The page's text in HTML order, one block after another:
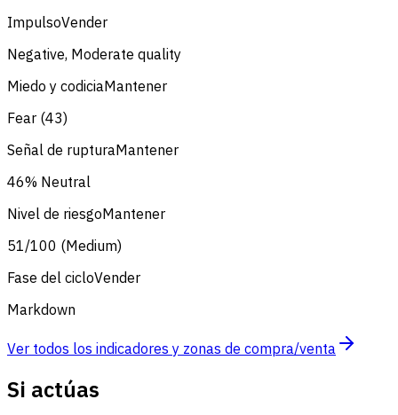
ImpulsoVender
Negative, Moderate quality
Miedo y codiciaMantener
Fear (43)
Señal de rupturaMantener
46% Neutral
Nivel de riesgoMantener
51/100 (Medium)
Fase del cicloVender
Markdown
Ver todos los indicadores y zonas de compra/venta
Si actúas